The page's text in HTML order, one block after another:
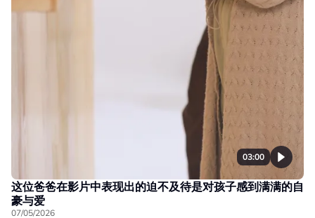
03:00
这位爸爸在影片中表现出的迫不及待是对孩子感到满满的自
豪与爱
07/05/2026